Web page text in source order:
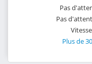
Pas
Pas
Plus de